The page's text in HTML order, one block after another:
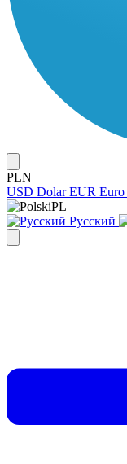
PLN
USD Dolar EUR Euro
PL
Русский